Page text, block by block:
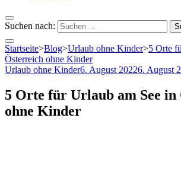
Suchen nach:
Startseite>Blog>Urlaub ohne Kinder>5 Orte
Österreich ohne Kinder
Urlaub ohne Kinder6. August 20226. August
5 Orte für Urlaub am See in
ohne Kinder